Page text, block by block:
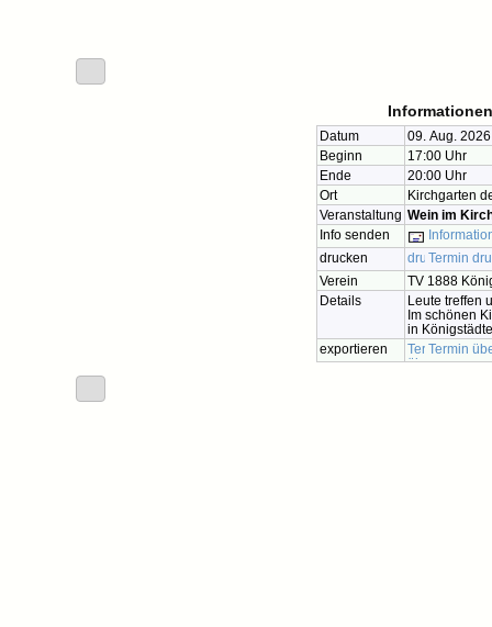
Datum
09. Aug.
Beginn
17:00 Uhr
Ende
20:00 Uhr
Ort
Kirchgarten
Veranstaltung Wein im
Info senden
drucken
Termin
Verein
TV 1888
Details
Leute treffen
Im schönen
in
exportieren
Termin